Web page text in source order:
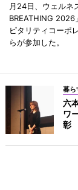
月24日、ウェルネ
BREATHING 2026
ピタリティコーポ
らが参加した。
暮ら
六
ワ
彰